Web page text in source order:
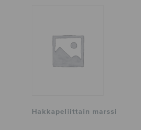
Hakkapeliittain marssi